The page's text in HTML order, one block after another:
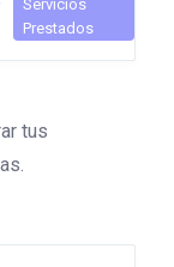
Servicios
Prestados
tus